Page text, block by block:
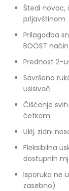
Štedi novac,
prljavštinom
Prilagodba
BOOST način
Prednost 2-
Savršeno
usisivač
Čišćenje
četkom
Uklj. zidni
Fleksibilna
dostupnih
Isporuka ne
zasebno)